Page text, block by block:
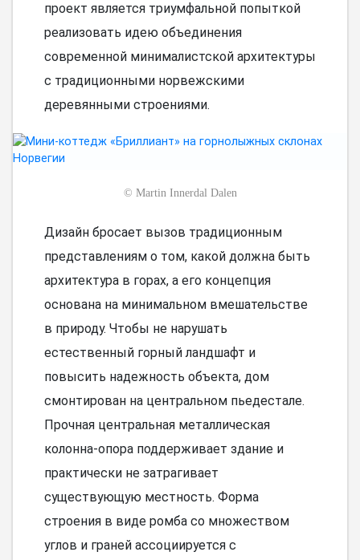
проект является триумфальной попыткой
реализовать идею объединения
современной минималистской архитектуры
с традиционными норвежскими
деревянными строениями.
© Martin Innerdal Dalen
Дизайн бросает вызов традиционным
представлениям о том, какой должна быть
архитектура в горах, а его концепция
основана на минимальном вмешательстве
в природу. Чтобы не нарушать
естественный горный ландшафт и
повысить надежность объекта, дом
смонтирован на центральном пьедестале.
Прочная центральная металлическая
колонна-опора поддерживает здание и
практически не затрагивает
существующую местность. Форма
строения в виде ромба со множеством
углов и граней ассоциируется с